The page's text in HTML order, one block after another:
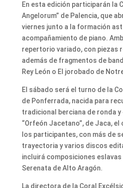
En esta edición participarán la
Angelorum” de Palencia, que
viernes junto a la formación
acompañamiento de piano.
repertorio variado, con piezas
además de fragmentos de
Rey León o El jorobado de
El sábado será el turno de la
de Ponferrada, nacida para
tradicional berciana de ronda y
“Orfeón Jacetano”, de Jaca,
los participantes, con más de
trayectoria y varios discos
incluirá composiciones
Serenata de Alto Aragón.
La directora de la Coral